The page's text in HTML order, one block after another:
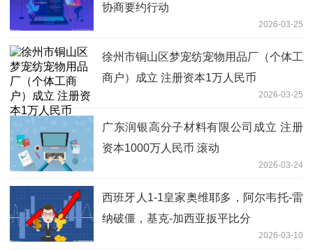
协商要约行动
2026-03-25
徐州市铜山区梦宠纺宠物用品厂（个体工
商户）成立 注册资本1万人民币
2026-03-25
广东润银高分子材料有限公司成立 注册
资本1000万人民币 滚动
2026-03-24
西班牙人1-1皇家奥维耶多，阿尔韦托-雷
纳破僵，基克-加西亚扳平比分
2026-03-10